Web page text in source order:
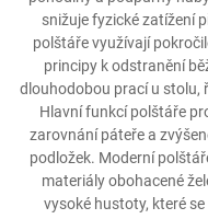
snižuje fyzické zatížení
polštáře využívají
principy k odstranění
dlouhodobou prací u stolu,
Hlavní funkcí polštáře
zarovnání páteře a
podložek. Moderní
materiály obohacené
vysoké hustoty, které